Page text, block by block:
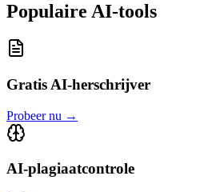
Populaire AI-tools
Gratis AI-herschrijver
Probeer nu →
AI-plagiaatcontrole